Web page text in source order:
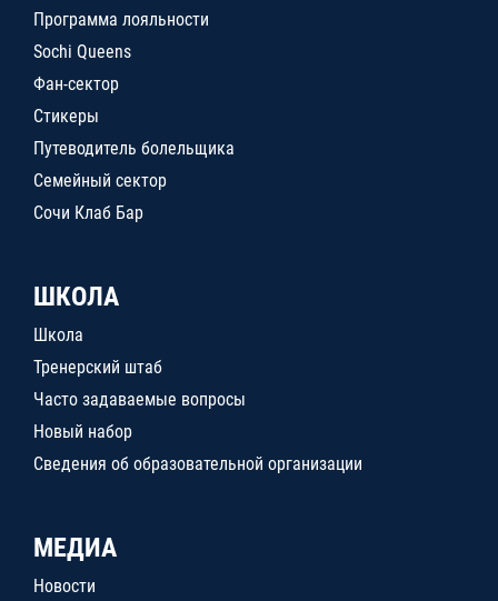
Программа лояльности
Sochi Queens
Фан-сектор
Стикеры
Путеводитель болельщика
Семейный сектор
Сочи Клаб Бар
ШКОЛА
Школа
Тренерский штаб
Часто задаваемые вопросы
Новый набор
Сведения об образовательной организации
МЕДИА
Новости